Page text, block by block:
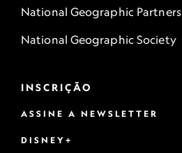
National Geographic Partners
National Geographic Society
INSCRIÇÃO
ASSINE A NEWSLETTER
DISNEY+